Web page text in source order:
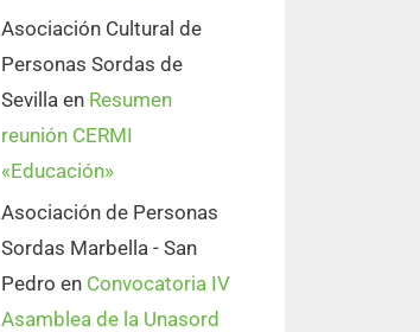
Asociación Cultural de
Personas Sordas de
Sevillaen Resumen
reunión CERMI
«Educación»
Asociación de Personas
Sordas Marbella - San
Pedro en Convocatoria IV
Asamblea de la Unasord